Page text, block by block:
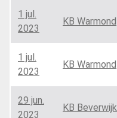
1 jul.
2023
KB Warmond
1 jul.
2023
KB Warmond
29 jun.
2023
KB Beverwijk